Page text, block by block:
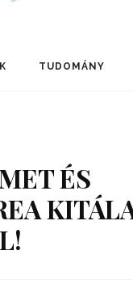
TUDOMÁNY
ÉS